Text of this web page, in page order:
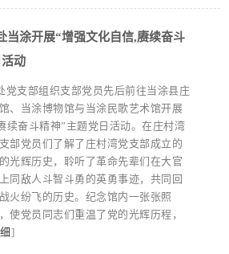
当涂开展“增强文化自信,赓续奋斗
动
党支部组织支部党员先后前往当涂县庄
、当涂博物馆与当涂民歌艺术馆开展
续奋斗精神”主题党日活动。在庄村湾
部党员们了解了庄村湾党支部成立的
光辉历史，聆听了革命先辈们在大官
同敌人斗智斗勇的英勇事迹，共同回
火纷飞的历史。纪念馆内一张张照
使党员同志们重温了党的光辉历程，
]